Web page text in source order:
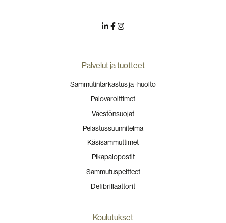
Palvelut ja tuotteet
Sammutintarkastus ja -huolto
Palovaroittimet
Väestönsuojat
Pelastussuunnitelma
Käsisammuttimet
Pikapalopostit
Sammutuspeitteet
Defibrillaattorit
Koulutukset